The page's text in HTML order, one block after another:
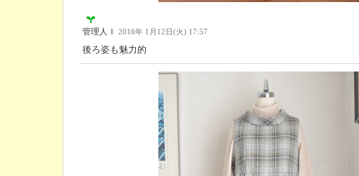
管理人Ｉ 2016年 1月12日(火) 17:57
後ろ姿も魅力的